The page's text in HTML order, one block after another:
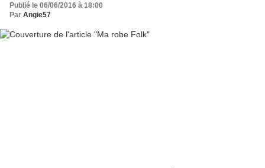
Publié le 06/06/2016 à 18:00
Par Angie57